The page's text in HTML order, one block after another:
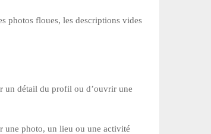
photos floues, les descriptions vides
un détail du profil ou d’ouvrir une
une photo, un lieu ou une activité